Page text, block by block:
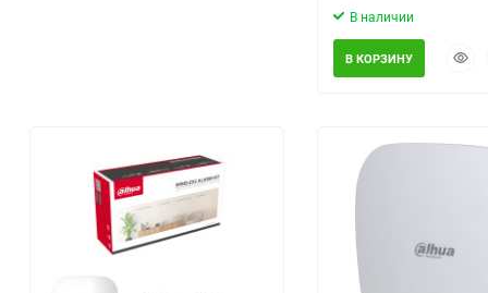
В наличии
В КОРЗИНУ